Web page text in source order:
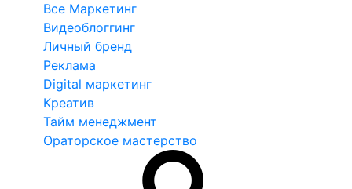
Все Маркетинг
Видеоблоггинг
Личный бренд
Реклама
Digital маркетинг
Креатив
Тайм менеджмент
Ораторское мастерство